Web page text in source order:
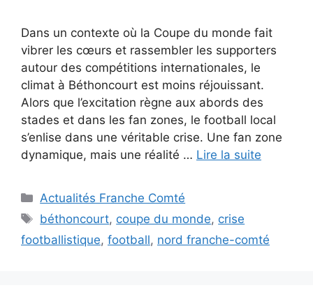
Dans un contexte où la Coupe du monde fait
vibrer les cœurs et rassembler les supporters
autour des compétitions internationales, le
climat à Béthoncourt est moins réjouissant.
Alors que l’excitation règne aux abords des
stades et dans les fan zones, le football local
s’enlise dans une véritable crise. Une fan zone
dynamique, mais une réalité … Lire la suite
Catégories
Actualités Franche Comté
Étiquettes
béthoncourt, coupe du monde, crise
footballistique, football, nord franche-comté